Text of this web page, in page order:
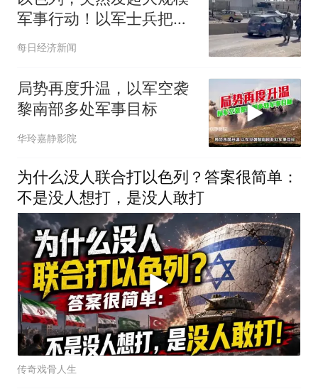
军事行动！以军士兵把枪
口对准中国记者
每日经济新闻
局势再度升温，以军空袭
黎南部多处军事目标
华玲嘉静影院
为什么没人联合打以色列？答案很简单：
不是没人想打，是没人敢打
传奇戏骨人生